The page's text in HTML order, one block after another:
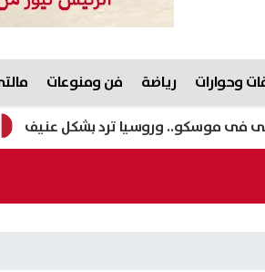
وحوارات رياضة فن ومنوعات
قطع وروسيا ترد بشكل عنيف